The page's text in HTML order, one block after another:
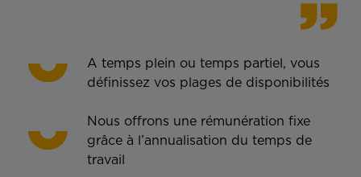
A temps plein ou temps partiel, vous
définissez vos plages de disponibilités
Nous offrons une rémunération fixe
grâce à l’annualisation du temps de
travail